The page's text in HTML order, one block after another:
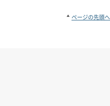
ページの先頭へ